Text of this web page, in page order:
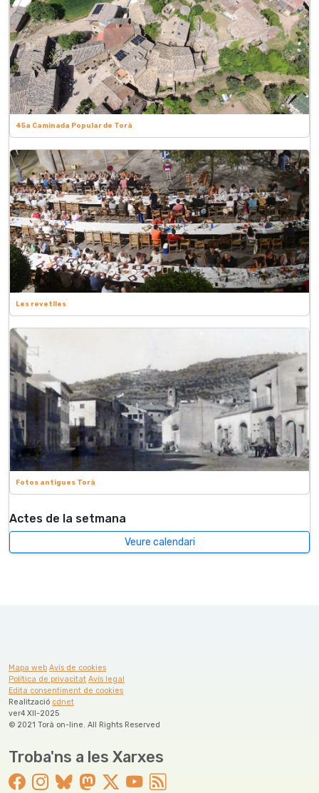
45a Caminada Popular de Torà
Les revetlles
Fotos antigues Torà
Actes de la setmana
Veure calendari
Mapa web Avís de cookies
Política de privacitat Avís legal
Edita consentiment de cookies
Realització cdnet
ver4 XII-2025
© 2021 Torà on-line. All Rights Reserved
Troba'ns a les Xarxes